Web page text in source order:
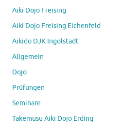
Aiki Dojo Freising
Aiki Dojo Freising Eichenfeld
Aikido DJK Ingolstadt
Allgemein
Dojo
Prüfungen
Seminare
Takemusu Aiki Dojo Erding